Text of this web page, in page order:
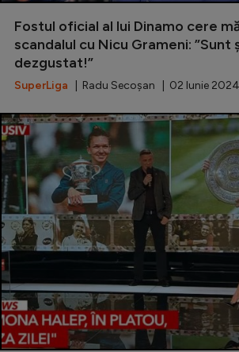
Fostul oficial al lui Dinamo cere
scandalul cu Nicu Grameni: ”Sunt
dezgustat!”
SuperLiga | Radu Secoșan | 02 Iunie